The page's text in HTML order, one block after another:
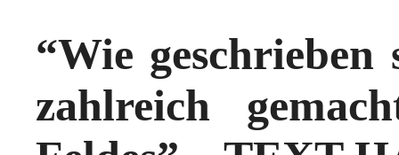
“Wie
zahlreich